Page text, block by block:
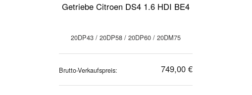
Getriebe Citroen DS4 1.6 HDI BE4
20DP43 / 20DP58 / 20DP60 / 20DM75
Brutto-Verkaufspreis: 749,00 €